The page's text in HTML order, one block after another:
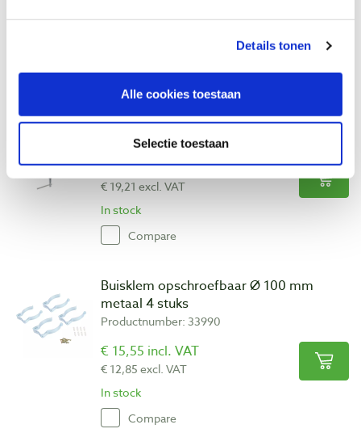
Details tonen
Alle cookies toestaan
Selectie toestaan
€ 23,31 excl. VAT
Compare
Universele houder voor slang Ø 100 mm
Productnumber: 27458
€ 23,25 incl. VAT
€ 19,21 excl. VAT
In stock
Compare
Buisklem opschroefbaar Ø 100 mm
metaal 4 stuks
Productnumber: 33990
€ 15,55 incl. VAT
€ 12,85 excl. VAT
In stock
Compare